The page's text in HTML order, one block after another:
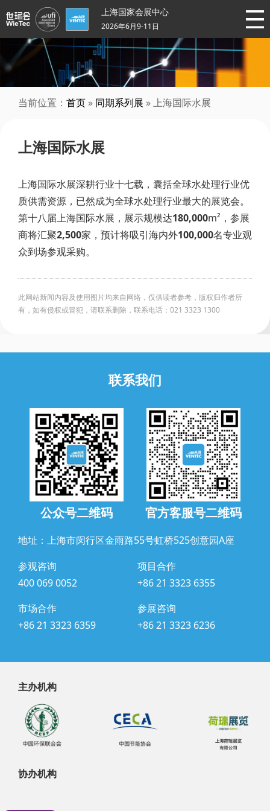
上海国家会展中心
2026年6月9-11日
当前位置： 首页 » 同期系列展 » 上海国际水展
上海国际水展
上海国际水展深耕行业十七载，囊括全球水处理行业优
质供需资源，已然成为全球水处理行业最大的展览会。
第十八届上海国际水展，展示规模达180,000m²，参展
商将汇聚2,500家，预计将吸引海内外100,000名专业观
众到场参观采购。
此网站新闻内容及使用图片均来自网络，仅供读者参考，版权归作者所
有，如有侵权或冒犯，请联系删除，联系电话：021 3323 1300
联系我们
公众号二维码 官方客服号二维码
地址：上海市闵行区金雨路55号虹桥525创意园A座
参观咨询
400 069 0052
项目合作
+86 21 3323 6355
市场合作
+86 21 3323 6359
参展咨询
+86 21 3323 6236
主办机构
协办机构